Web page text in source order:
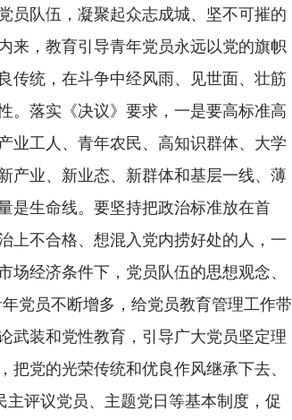
员队伍，凝聚起众志成城、坚不可摧的
来，教育引导青年党员永远以党的旗帜
传统，在斗争中经风雨、见世面、壮筋
。落实《决议》要求，一是要高标准高
业工人、青年农民、高知识群体、大学
产业、新业态、新群体和基层一线、薄
是生命线。要坚持把政治标准放在首
上不合格、想混入党内捞好处的人，一
经济条件下，党员队伍的思想观念、
党员不断增多，给党员教育管理工作带
武装和党性教育，引导广大党员坚定理
党的光荣传统和优良作风继承下去、
评议党员、主题党日等基本制度，促